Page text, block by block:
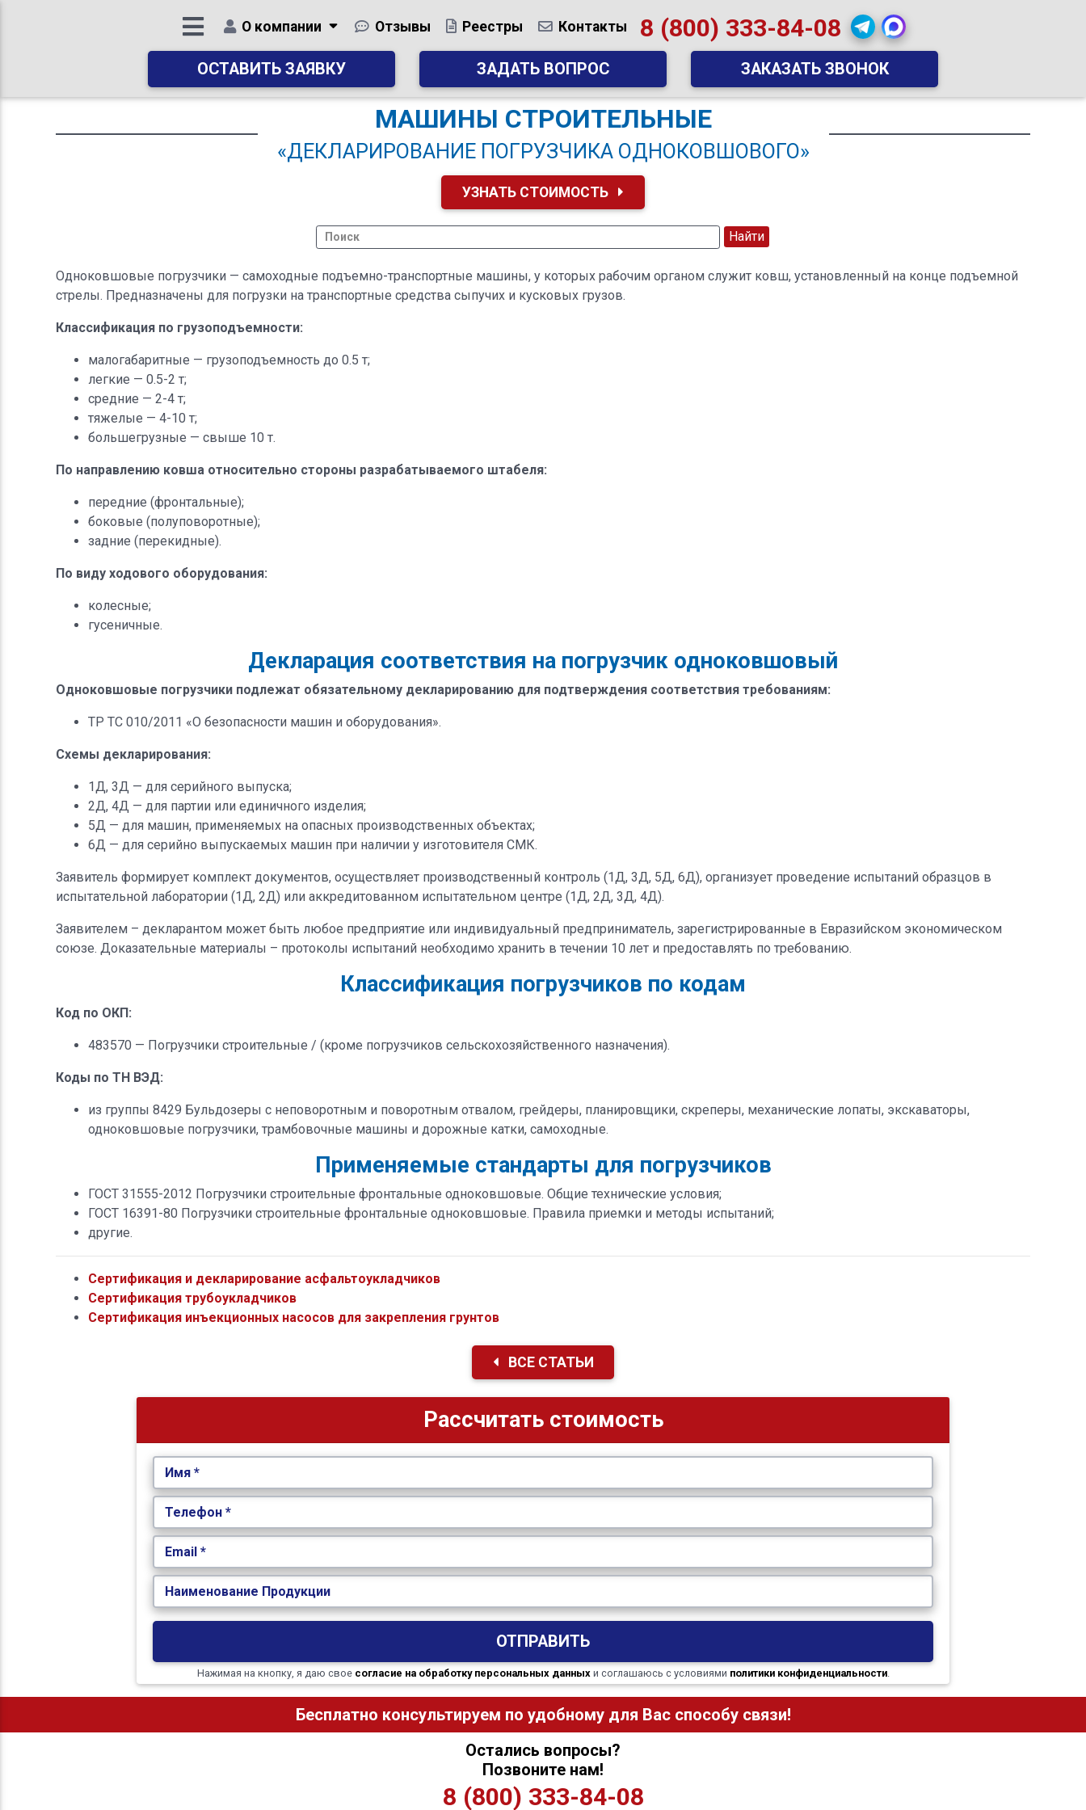
О компании Отзывы Реестры Контакты 8 (800) 333-84-08
ОСТАВИТЬ ЗАЯВКУ ЗАДАТЬ ВОПРОС ЗАКАЗАТЬ ЗВОНОК
МАШИНЫ СТРОИТЕЛЬНЫЕ
«ДЕКЛАРИРОВАНИЕ ПОГРУЗЧИКА ОДНОКОВШОВОГО»
УЗНАТЬ СТОИМОСТЬ
Одноковшовые погрузчики — самоходные подъемно-транспортные машины, у которых рабочим органом служит ковш, установленный на конце подъемной
стрелы. Предназначены для погрузки на транспортные средства сыпучих и кусковых грузов.
Классификация по грузоподъемности:
малогабаритные — грузоподъемность до 0.5 т;
легкие — 0.5-2 т;
средние — 2-4 т;
тяжелые — 4-10 т;
большегрузные — свыше 10 т.
По направлению ковша относительно стороны разрабатываемого штабеля:
передние (фронтальные);
боковые (полуповоротные);
задние (перекидные).
По виду ходового оборудования:
колесные;
гусеничные.
Декларация соответствия на погрузчик одноковшовый
Одноковшовые погрузчики подлежат обязательному декларированию для подтверждения соответствия требованиям:
ТР ТС 010/2011 «О безопасности машин и оборудования».
Схемы декларирования:
1Д, 3Д — для серийного выпуска;
2Д, 4Д — для партии или единичного изделия;
5Д — для машин, применяемых на опасных производственных объектах;
6Д — для серийно выпускаемых машин при наличии у изготовителя СМК.
Заявитель формирует комплект документов, осуществляет производственный контроль (1Д, 3Д, 5Д, 6Д), организует проведение испытаний образцов в
испытательной лаборатории (1Д, 2Д) или аккредитованном испытательном центре (1Д, 2Д, 3Д, 4Д).
Заявителем – декларантом может быть любое предприятие или индивидуальный предприниматель, зарегистрированные в Евразийском экономическом
союзе. Доказательные материалы – протоколы испытаний необходимо хранить в течении 10 лет и предоставлять по требованию.
Классификация погрузчиков по кодам
Код по ОКП:
483570 — Погрузчики строительные / (кроме погрузчиков сельскохозяйственного назначения).
Коды по ТН ВЭД:
из группы 8429 Бульдозеры с неповоротным и поворотным отвалом, грейдеры, планировщики, скреперы, механические лопаты, экскаваторы,
одноковшовые погрузчики, трамбовочные машины и дорожные катки, самоходные.
Применяемые стандарты для погрузчиков
ГОСТ 31555-2012 Погрузчики строительные фронтальные одноковшовые. Общие технические условия;
ГОСТ 16391-80 Погрузчики строительные фронтальные одноковшовые. Правила приемки и методы испытаний;
другие.
Сертификация и декларирование асфальтоукладчиков
Сертификация трубоукладчиков
Сертификация инъекционных насосов для закрепления грунтов
ВСЕ СТАТЬИ
Рассчитать стоимость
Имя *
Телефон *
Email *
Наименование Продукции
ОТПРАВИТЬ
Нажимая на кнопку, я даю свое согласие на обработку персональных данныхи соглашаюсь с условиями политики конфиденциальности.
Бесплатно консультируем по удобному для Вас способу связи!
Остались вопросы?
Позвоните нам!
8 (800) 333-84-08